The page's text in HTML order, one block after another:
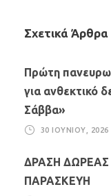
Σχετικά Άρθρα
Πρώτη
για ανθεκτικό
Σάββα»
30 ΙΟΥΝΊΟΥ, 2026
ΔΡΑΣΗ
ΠΑΡΑΣΚΕΥΗ